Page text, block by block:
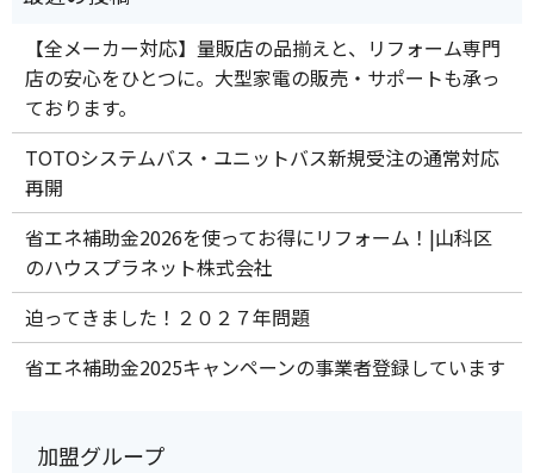
【全メーカー対応】量販店の品揃えと、リフォーム専門
店の安心をひとつに。大型家電の販売・サポートも承っ
ております。
TOTOシステムバス・ユニットバス新規受注の通常対応
再開
省エネ補助金2026を使ってお得にリフォーム！|山科区
のハウスプラネット株式会社
迫ってきました！２０２７年問題
省エネ補助金2025キャンペーンの事業者登録しています
加盟グループ